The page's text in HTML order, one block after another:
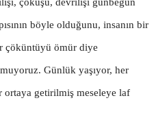
böyle olduğunu, insanın bir
çöküntüyü ömür diye
Günlük yaşıyor, her
ortaya getirilmiş meseleye laf